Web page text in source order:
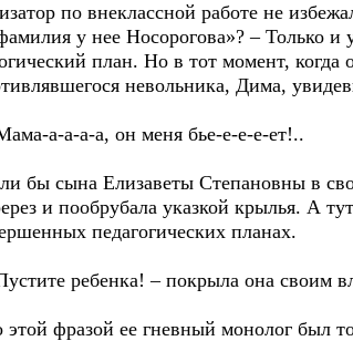
по внеклассной работе не
у нее Носорогова»? – Только
план. Но в тот момент, когда
невольника, Дима,
а-а-а-а, он меня бье-е-е-е-ет!..
бы сына Елизаветы Степановны в
и пообрубала указкой крылья. А
педагогических планах.
ребенка! – покрыла она своим
фразой ее гневный монолог был